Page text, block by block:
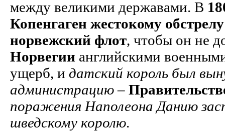
между великими державами. В
Копенгаген жестокому обстрелу
норвежский флот, чтобы он не
Норвегии английскими
ущерб, и датский король был
администрацию–
поражения Наполеона Данию
шведскому королю.